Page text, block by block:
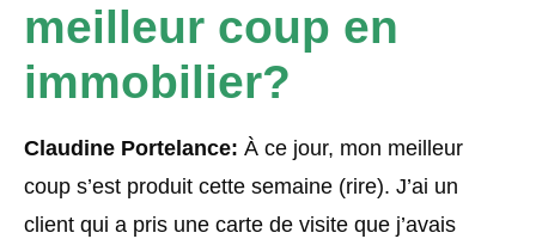
meilleur coup en
immobilier?
Claudine Portelance: À ce jour, mon meilleur
coup s’est produit cette semaine (rire). J’ai un
client qui a pris une carte de visite que j’avais